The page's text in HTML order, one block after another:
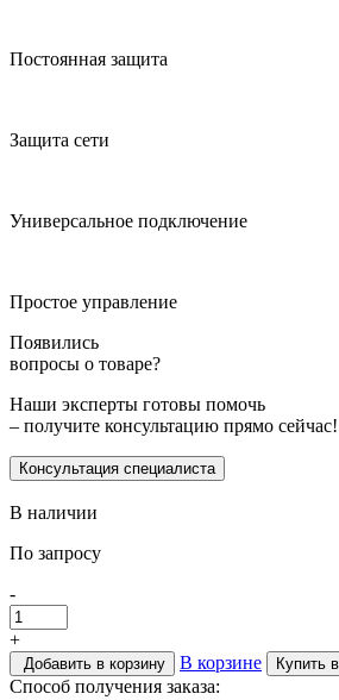
Постоянная защита
Защита сети
Универсальное подключение
Простое управление
Появились
вопросы о товаре?
Наши эксперты готовы помочь
– получите консультацию прямо сейчас!
Консультация специалиста
В наличии
По запросу
-
+
Добавить в корзину В корзине Купить
Способ получения заказа: